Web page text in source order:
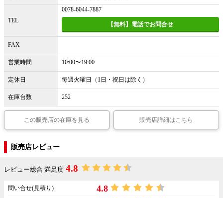
TEL
0078-6044-7887
【無料】電話でお問合せ
FAX
営業時間 10:00〜19:00
定休日 毎週火曜日（1日・祝日は除く）
在庫台数 252
この販売店の在庫を見る 販売店詳細はこちら
販売店レビュー
レビュー総合 満足度 4.8
問い合せ(見積り) 4.8